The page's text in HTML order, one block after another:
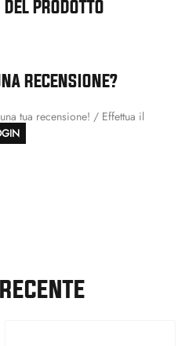
PRODOTTO
RECENSIONE?
tua recensione! / Effettua il